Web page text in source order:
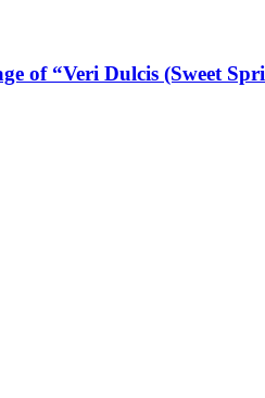
of “Veri Dulcis (Sweet